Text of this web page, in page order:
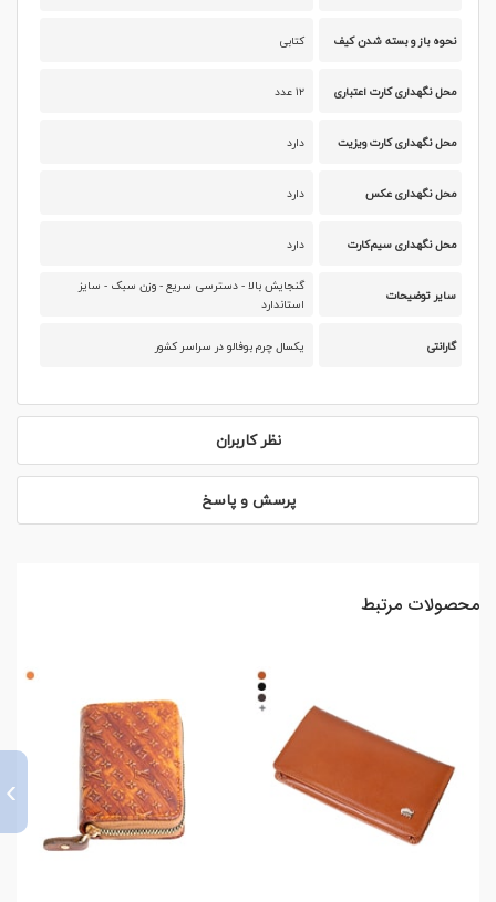
نحوه باز و بسته شدن کیف کتابی
محل نگهداری کارت اعتباری ۱۲ عدد
محل نگهداری کارت ویزیت دارد
محل نگهداری عکس دارد
محل نگهداری سیم‌کارت دارد
سایر توضیحات
گنجایش بالا - دسترسی سریع - وزن سبک - سایز
استاندارد
گارانتی یکسال چرم بوفالو در سراسر کشور
نظر کاربران
پرسش و پاسخ
محصولات مرتبط
›